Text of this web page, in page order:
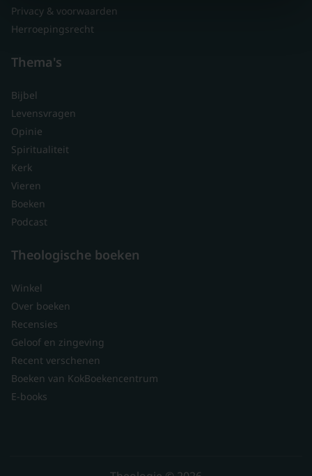
Privacy & voorwaarden
Herroepingsrecht
Thema's
Bijbel
Levensvragen
Opinie
Spiritualiteit
Kerk
Vieren
Boeken
Podcast
Theologische boeken
Winkel
Over boeken
Recensies
Geloof en zingeving
Recent verschenen
Boeken van KokBoekencentrum
E-books